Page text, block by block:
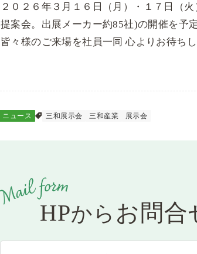
２０２６年３月１６日（月）・１７日（
提案会。出展メーカー約85社)の開催を予
皆々様のご来場を社員一同 心よりお待ちし
ニュース 三和展示会 三和産業 展示会
HPから お問合